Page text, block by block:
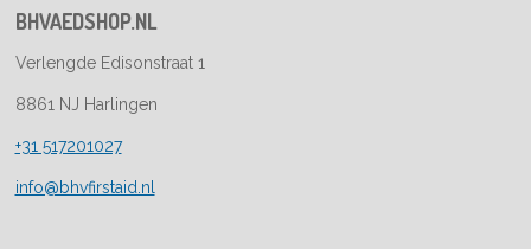
BHVAEDSHOP.NL
Verlengde Edisonstraat 1
8861 NJ Harlingen
+31 517201027
info@bhvfirstaid.nl